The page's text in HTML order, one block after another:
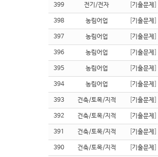
399 전기/전자 기출문제
398 농림어업 기출문제
397 농림어업 기출문제
396 농림어업 기출문제
395 농림어업 기출문제
394 농림어업 기출문제
393 건축/토목/지적 기출문제
392 건축/토목/지적 기출문제
391 건축/토목/지적 기출문제
390 건축/토목/지적 기출문제